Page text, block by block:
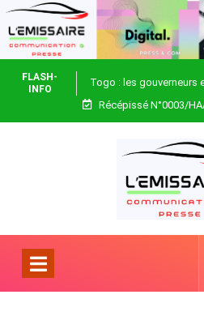
FLASH-
INFO
Togo : les gouverneurs
Récépissé N°0003/